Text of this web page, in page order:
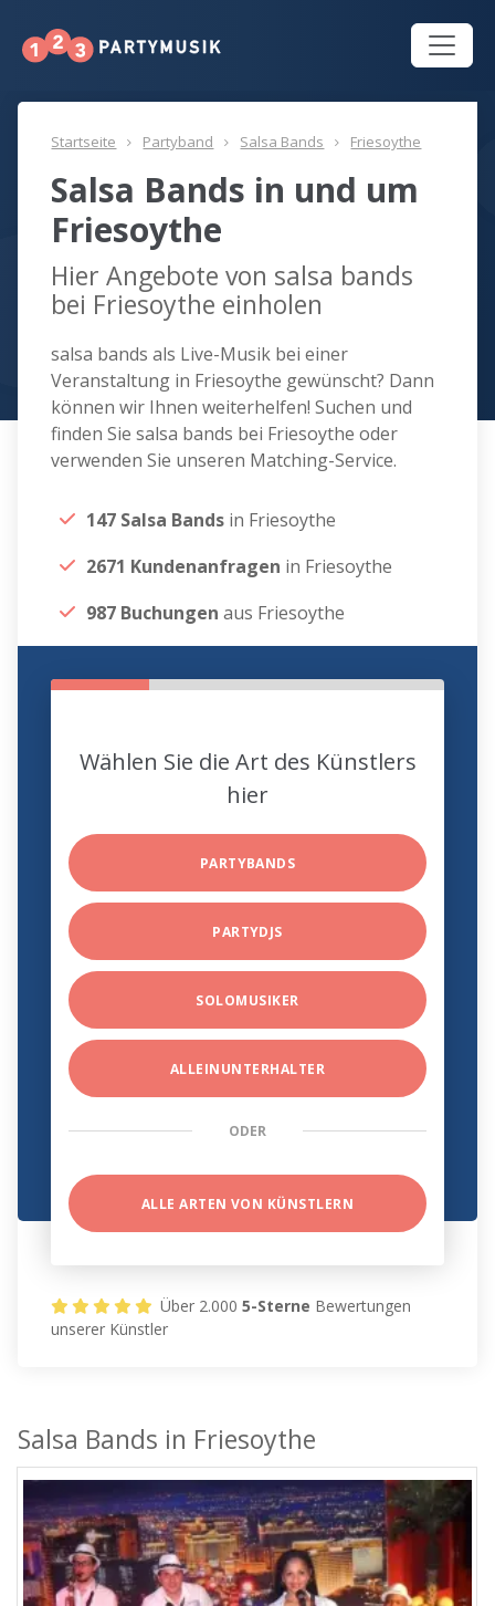
Startseite Partyband Salsa Bands Friesoythe
Salsa Bands in und um
Friesoythe
Hier Angebote von salsa bands
bei Friesoythe einholen
salsa bands als Live-Musik bei einer
Veranstaltung in Friesoythe gewünscht? Dann
können wir Ihnen weiterhelfen! Suchen und
finden Sie salsa bands bei Friesoythe oder
verwenden Sie unseren Matching-Service.
147 Salsa Bands in Friesoythe
2671 Kundenanfragen in Friesoythe
987 Buchungen aus Friesoythe
Wählen Sie die Art des Künstlers
hier
PARTYBANDS
PARTYDJS
SOLOMUSIKER
ALLEINUNTERHALTER
ODER
ALLE ARTEN VON KÜNSTLERN
Über 2.0005-Sterne Bewertungen
unserer Künstler
Salsa Bands in Friesoythe